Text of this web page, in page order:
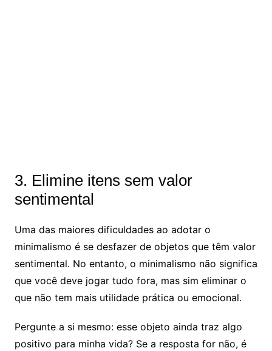
3. Elimine itens sem valor
sentimental
Uma das maiores dificuldades ao adotar o
minimalismo é se desfazer de objetos que têm valor
sentimental. No entanto, o minimalismo não significa
que você deve jogar tudo fora, mas sim eliminar o
que não tem mais utilidade prática ou emocional.
Pergunte a si mesmo: esse objeto ainda traz algo
positivo para minha vida? Se a resposta for não, é